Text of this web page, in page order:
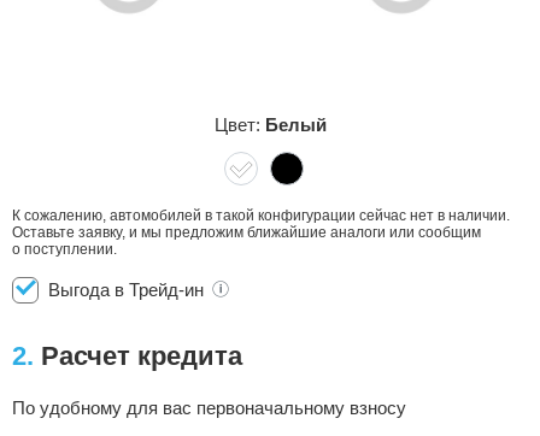
Цвет: Белый
К сожалению, автомобилей в такой конфигурации сейчас нет в наличии.
Оставьте заявку, и мы предложим ближайшие аналоги или сообщим
о поступлении.
Выгода в Трейд-ин
2. Расчет кредита
По удобному для вас первоначальному взносу